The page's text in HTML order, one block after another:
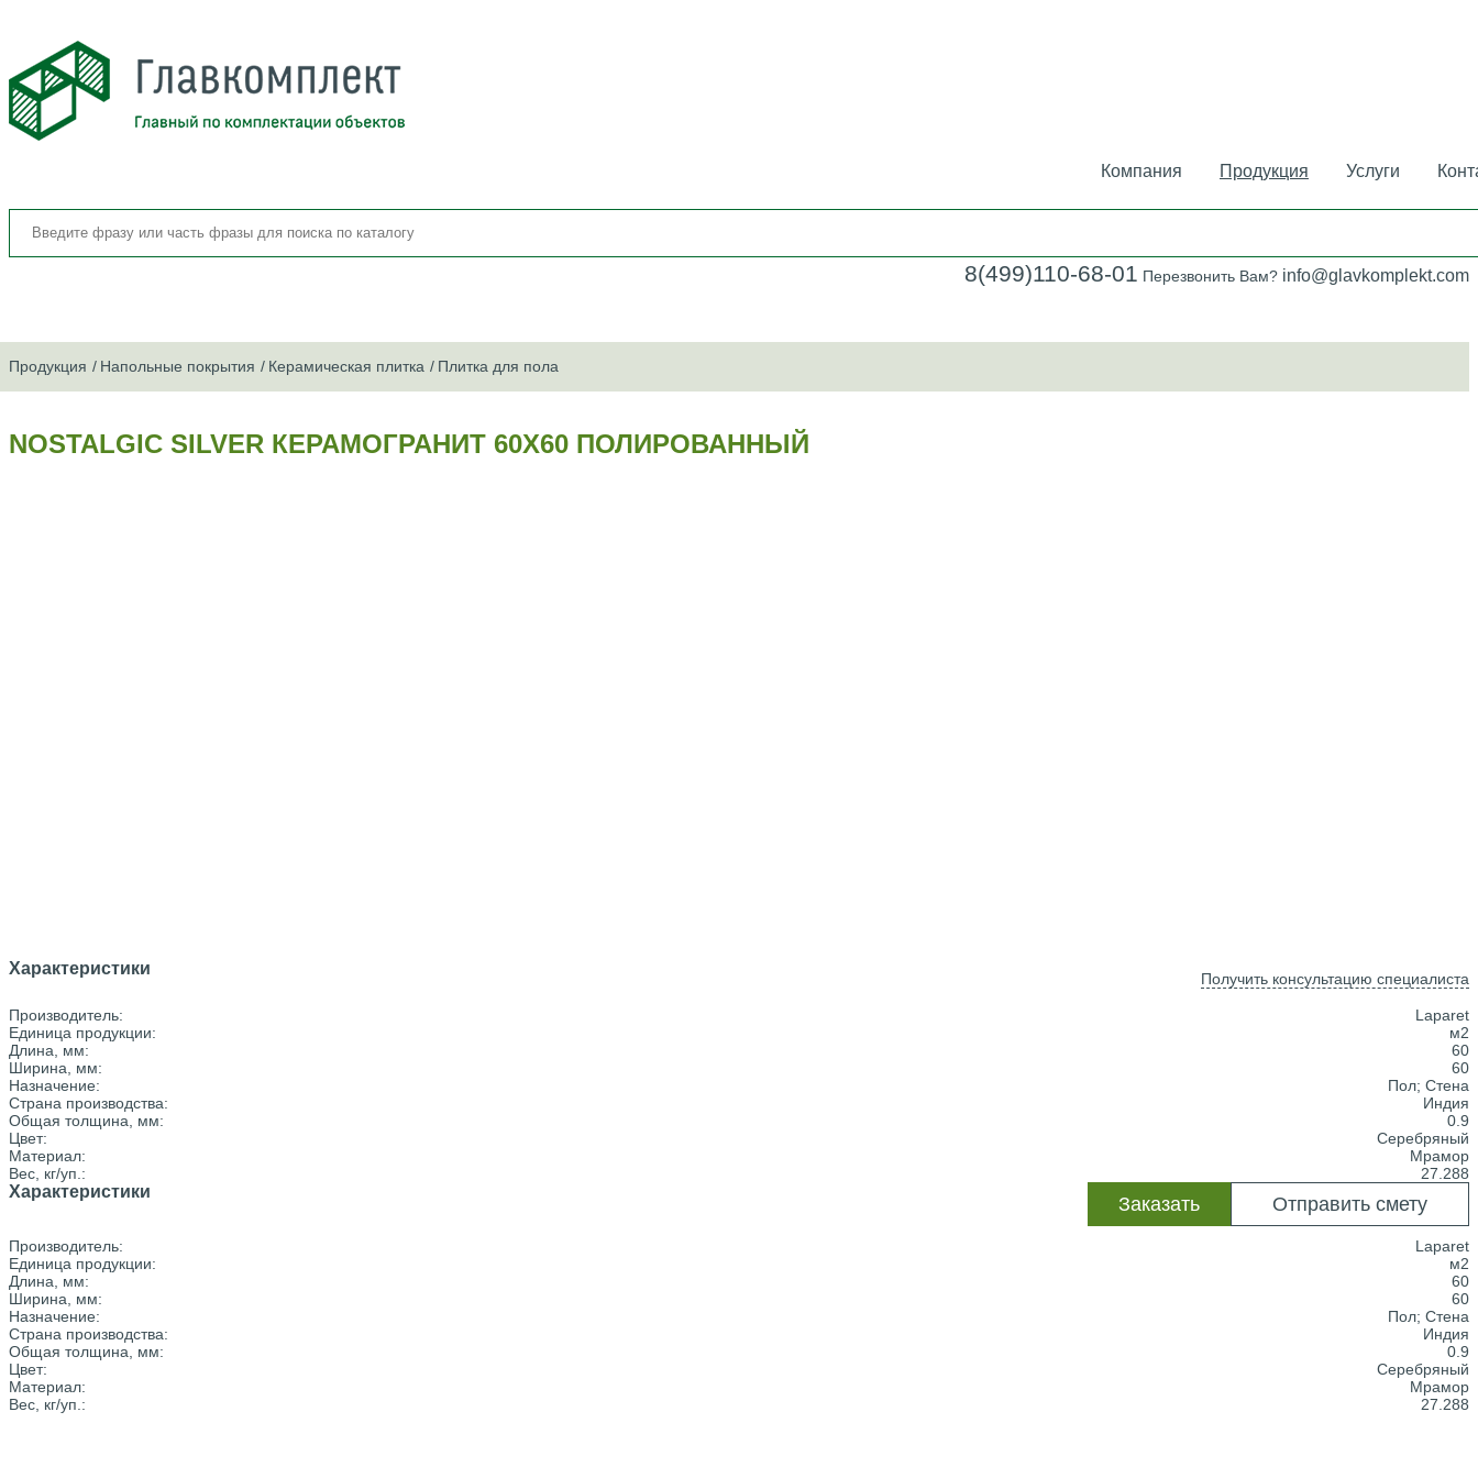
Компания Продукция Услуги
8(499)110-68-01 Перезвонить Вам? info@glavkomplekt.com
Продукция Напольные покрытия Керамическая плитка Плитка для пола
NOSTALGIC SILVER КЕРАМОГРАНИТ 60Х60 ПОЛИРОВАННЫЙ
Характеристики
Производитель:
Laparet
Единица продукции:
м2
Длина, мм:
60
Ширина, мм:
60
Назначение:
Пол; Стена
Страна производства:
Индия
Общая толщина, мм:
0.9
Цвет:
Серебряный
Материал:
Мрамор
Вес, кг/уп.:
27.288
Отправить смету
Заказать
Получить консультацию специалиста
Характеристики
Производитель:
Laparet
Единица продукции:
м2
Длина, мм:
60
Ширина, мм:
60
Назначение:
Пол; Стена
Страна производства:
Индия
Общая толщина, мм:
0.9
Цвет:
Серебряный
Материал:
Мрамор
Вес, кг/уп.:
27.288